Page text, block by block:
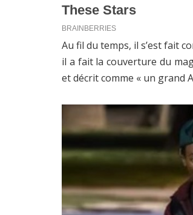
Au fil du temps, il s’est fait
il a fait la couverture du
et décrit comme « un grand